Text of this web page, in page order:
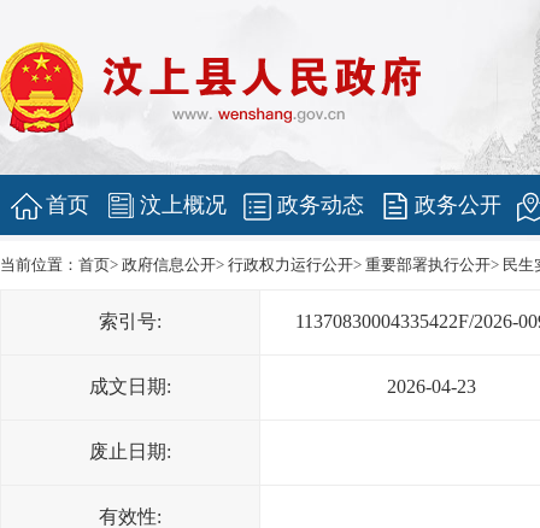
首页 汶上概况 政务动态 政务公开
当前位置： 首页> 政府信息公开> 行政权力运行公开> 重要部署执行公开> 民生
索引号: 11370830004335422F/2026-
成文日期: 2026-04-23
废止日期:
有效性: